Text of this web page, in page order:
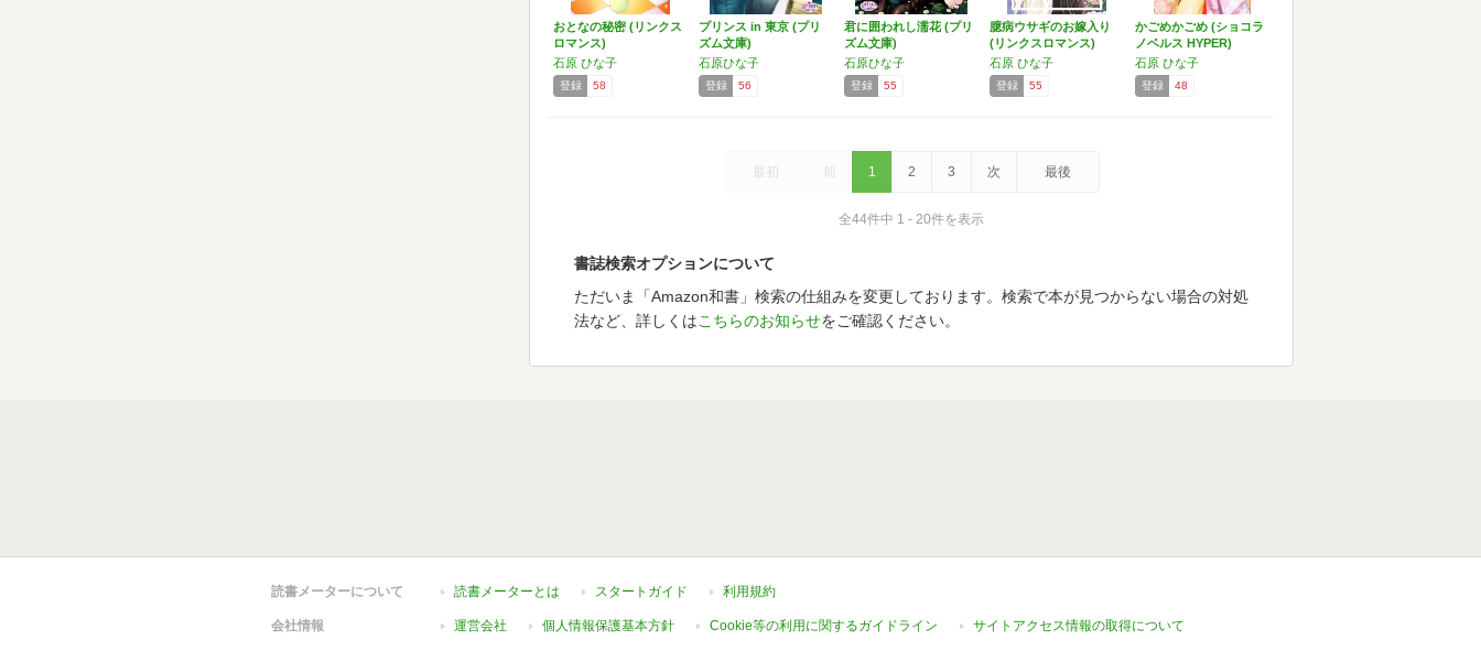
おとなの秘密 (リンクス
ロマンス)
石原 ひな子
登録 58
プリンス in 東京 (プリ
ズム文庫)
石原ひな子
登録 56
君に囲われし濡花 (プリ
ズム文庫)
石原ひな子
登録 55
臆病ウサギのお嫁入り
(リンクスロマンス)
石原 ひな子
登録 55
かごめかごめ (ショコラ
ノベルス HYPER)
石原 ひな子
登録 48
最初 前 1 2 3 次 最後
全44件中 1 - 20件を表示
書誌検索オプションについて
ただいま「Amazon和書」検索の仕組みを変更しております。検索で本が見つからない場合の対処
法など、詳しくはこちらのお知らせをご確認ください。
読書メーターについて 読書メーターとは スタートガイド 利用規約
会社情報 運営会社 個人情報保護基本方針 Cookie等の利用に関するガイドライン サイトアクセス情報の取得について